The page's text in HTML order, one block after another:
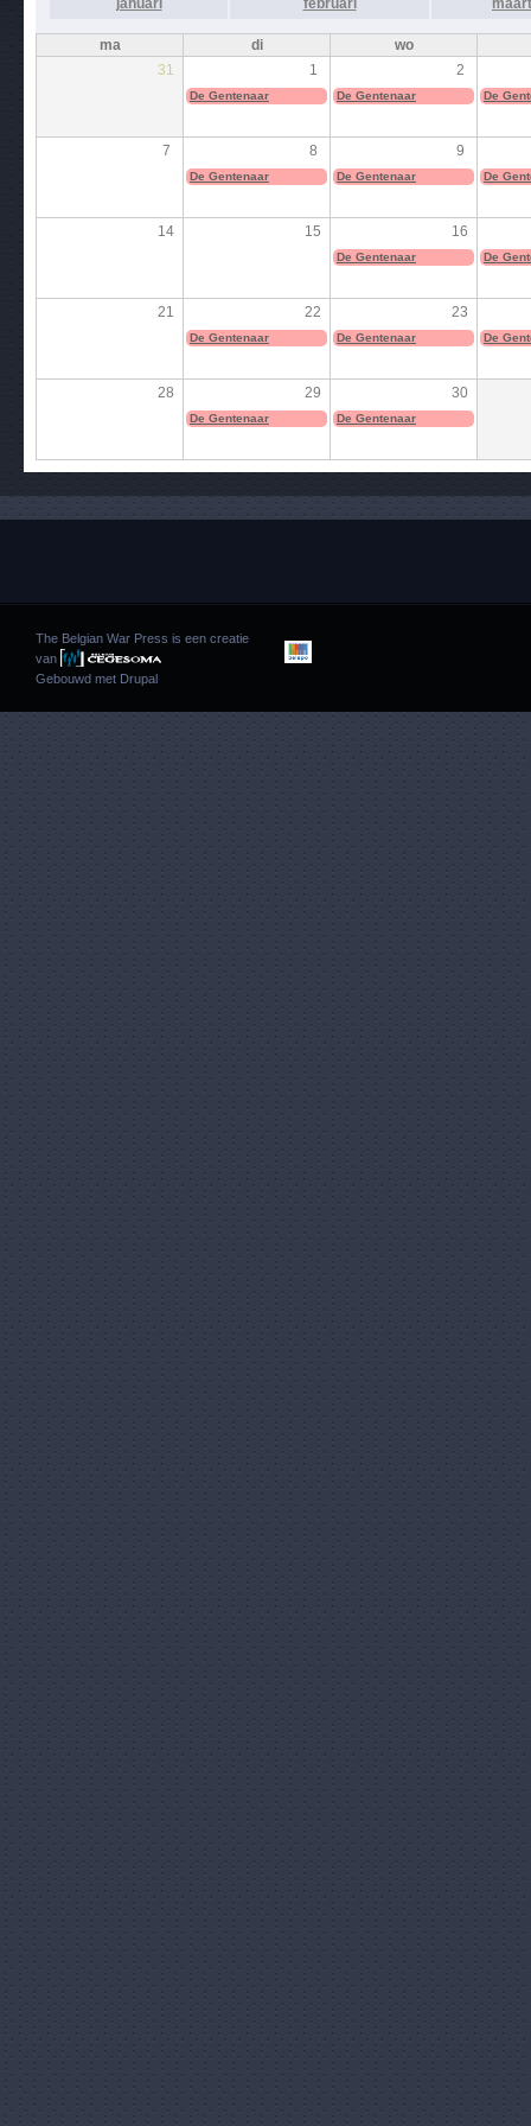
januari februari maart
ma di
wo
31
1 2
De Gentenaar De Gentenaar De
7 8 9
De Gentenaar De Gentenaar De
14 15 16
De Gentenaar De
21 22 23
De Gentenaar De Gentenaar De
28 29 30
De Gentenaar De Gentenaar
The Belgian War Press is een creatie
van
Gebouwd met Drupal